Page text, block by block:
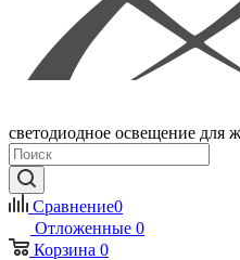
светодиодное освещение
Сравнение0
Отложенные 0
Корзина 0